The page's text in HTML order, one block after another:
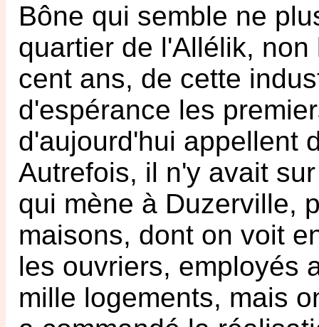
Bône qui semble ne
quartier de l'Allélik,
cent ans, de cette
d'espérance les
d'aujourd'hui appellent
Autrefois, il n'y avait
qui mène à Duzerville,
maisons, dont on voit
les ouvriers, employés
mille logements, mais